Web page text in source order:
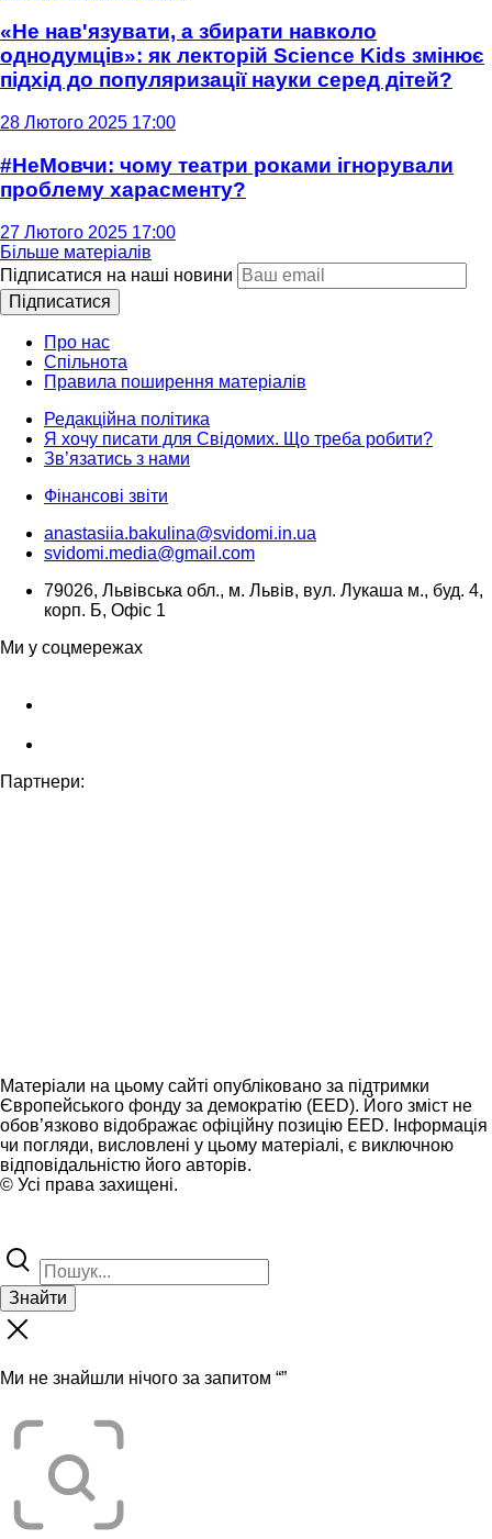
«Не нав'язувати, а збирати навколо
однодумців»: як лекторій Science Kids змінює
підхід до популяризації науки серед дітей?
28 Лютого 2025 17:00
#НеМовчи: чому театри роками ігнорували
проблему харасменту?
27 Лютого 2025 17:00
Більше матеріалів
Підписатися на наші новини
Підписатися
Про нас
Спільнота
Правила поширення матеріалів
Редакційна політика
Я хочу писати для Свідомих. Що треба робити?
Зв’язатись з нами
Фінансові звіти
anastasiia.bakulina@svidomi.in.ua
svidomi.media@gmail.com
79026, Львівська обл., м. Львів, вул. Лукаша м., буд. 4,
корп. Б, Офіс 1
Ми у соцмережах
Партнери:
Матеріали на цьому сайті опубліковано за підтримки
Європейського фонду за демократію (EED). Його зміст не
обов’язково відображає офіційну позицію EED. Інформація
чи погляди, висловлені у цьому матеріалі, є виключною
відповідальністю його авторів.
© Усі права захищені.
Знайти
Ми не знайшли нічого за запитом “”